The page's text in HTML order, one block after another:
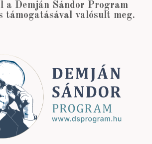
a Demján Sándor Program
támogatásával valósult meg.